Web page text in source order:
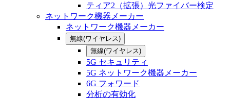
ティア2（拡張）光ファイバー検定
ネットワーク機器メーカー
ネットワーク機器メーカー
無線(ワイヤレス)
無線(ワイヤレス)
5G セキュリティ
5G ネットワーク機器メーカー
6G フォワード
分析の有効化